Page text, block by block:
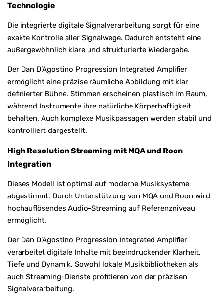
Technologie
Die integrierte digitale Signalverarbeitung sorgt für eine
exakte Kontrolle aller Signalwege. Dadurch entsteht eine
außergewöhnlich klare und strukturierte Wiedergabe.
Der Dan D’Agostino Progression Integrated Amplifier
ermöglicht eine präzise räumliche Abbildung mit klar
definierter Bühne. Stimmen erscheinen plastisch im Raum,
während Instrumente ihre natürliche Körperhaftigkeit
behalten. Auch komplexe Musikpassagen werden stabil und
kontrolliert dargestellt.
High Resolution Streaming mit MQA und Roon
Integration
Dieses Modell ist optimal auf moderne Musiksysteme
abgestimmt. Durch Unterstützung von MQA und Roon wird
hochauflösendes Audio-Streaming auf Referenzniveau
ermöglicht.
Der Dan D’Agostino Progression Integrated Amplifier
verarbeitet digitale Inhalte mit beeindruckender Klarheit,
Tiefe und Dynamik. Sowohl lokale Musikbibliotheken als
auch Streaming-Dienste profitieren von der präzisen
Signalverarbeitung.